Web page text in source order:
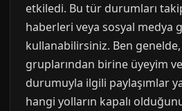
etkiledi. Bu tür durumları
haberleri veya sosyal medya
kullanabilirsiniz. Ben genelde,
gruplarından birine üyeyim
durumuyla ilgili paylaşımlar
hangi yolların kapalı